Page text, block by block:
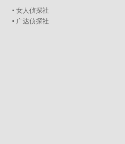
▪ 女人侦探社
▪ 广达侦探社